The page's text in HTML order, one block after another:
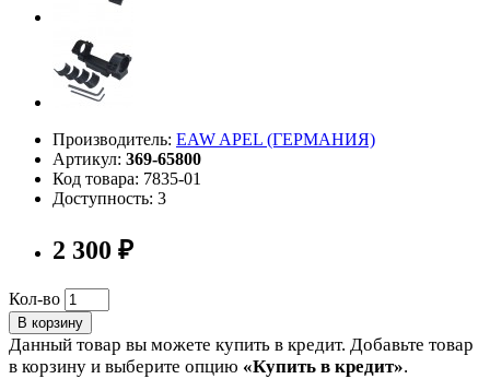
Производитель: EAW APEL (ГЕРМАНИЯ)
Артикул: 369-65800
Код товара: 7835-01
Доступность: 3
2 300 ₽
Кол-во
В корзину
Данный товар вы можете купить в кредит. Добавьте товар
в корзину и выберите опцию «Купить в кредит».